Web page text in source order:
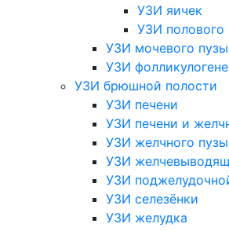
УЗИ яичек
УЗИ полового
УЗИ мочевого
УЗИ
УЗИ брюшной полости
УЗИ печени
УЗИ печени и
УЗИ желчного
УЗИ
УЗИ
УЗИ селезёнки
УЗИ желудка